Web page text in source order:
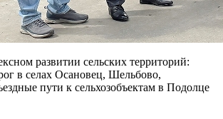
развитии сельских территорий:
в селах Осановец, Шельбово,
пути к сельхозобъектам в Подолце